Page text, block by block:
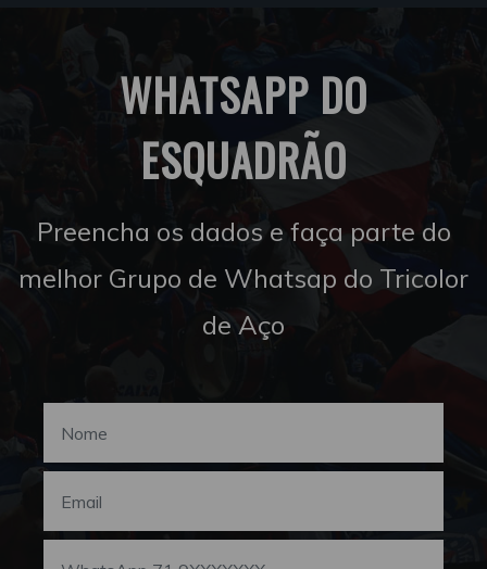
WHATSAPP DO
ESQUADRÃO
Preencha os dados e faça parte do
melhor Grupo de Whatsap do Tricolor
de Aço